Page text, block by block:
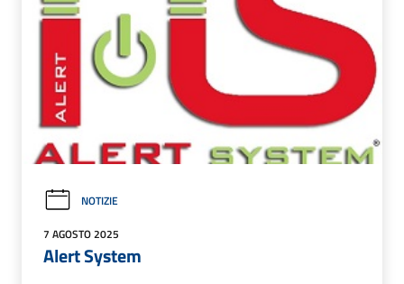
NOTIZIE
7 AGOSTO 2025
Alert System